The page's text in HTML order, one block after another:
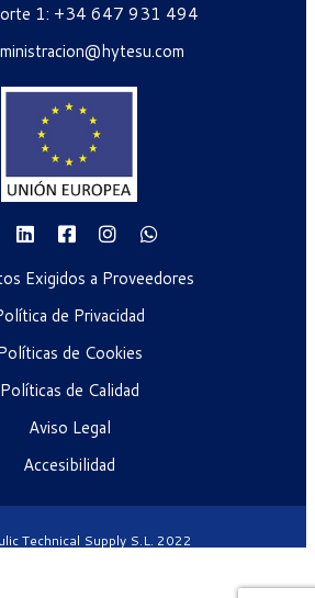
1: +34 647 931 494
Exigidos a Proveedores
de Privacidad
de Cookies
Políticas de Calidad
Aviso Legal
Accesibilidad
Technical Supply S.L. 2022